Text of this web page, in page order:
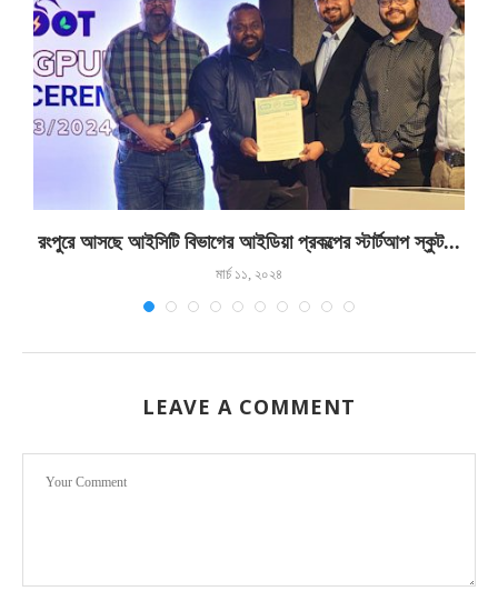
রংপুরে আসছে আইসিটি বিভাগের আইডিয়া প্রকল্পের স্টার্টআপ স্কুট...
মার্চ ১১, ২০২৪
LEAVE A COMMENT